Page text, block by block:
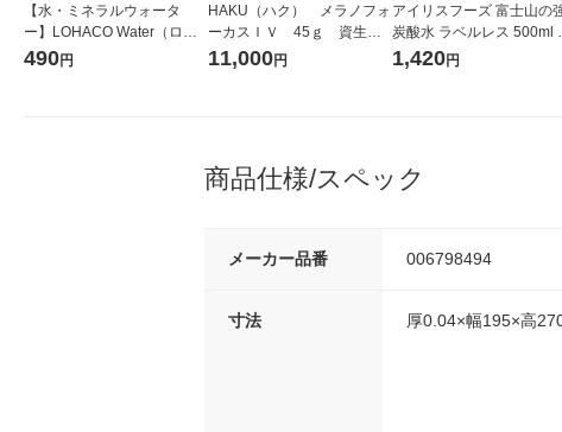
【水・ミネラルウォータ
ー】LOHACO Water（ロハ
コウォーター）2L ラベルレ
490円
HAKU（ハク） メラノフォ
ーカスＩＶ 45ｇ 資生
堂 おまけ付き
11,000円
アイリスフーズ 富士山の
炭酸水 ラベルレス 500ml
箱（24本入）
1,420円
商品仕様/スペック
メーカー品番 006798494
寸法 厚0.04×幅195×高